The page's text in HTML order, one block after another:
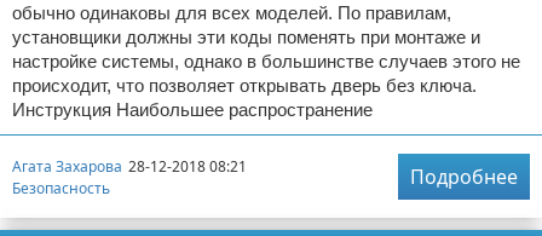
обычно одинаковы для всех моделей. По правилам,
установщики должны эти коды поменять при монтаже и
настройке системы, однако в большинстве случаев этого не
происходит, что позволяет открывать дверь без ключа.
Инструкция Наибольшее распространение
Агата Захарова 28-12-2018 08:21
Безопасность
Подробнее